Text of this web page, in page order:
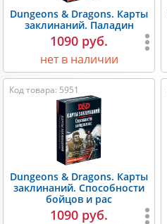
Dungeons & Dragons. Карты
заклинаний. Паладин
1090 руб.
нет в наличии
Код товара: 5951
Dungeons & Dragons. Карты
заклинаний. Способности
бойцов и рас
1090 руб.